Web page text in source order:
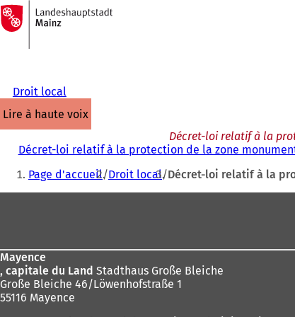
Accéder au contenu
Vers
la
page
d'accueil
Droit local
lire à haute voix
Décret-loi relatif à la
Décret-loi relatif à la protection de la zone
Vous
êtes
Page d'accueil Droit local Décret-loi relatif à la
Mayence
, capitale du Land Stadthaus Große Bleiche
Große Bleiche 46/Löwenhofstraße 1
55116 Mayence